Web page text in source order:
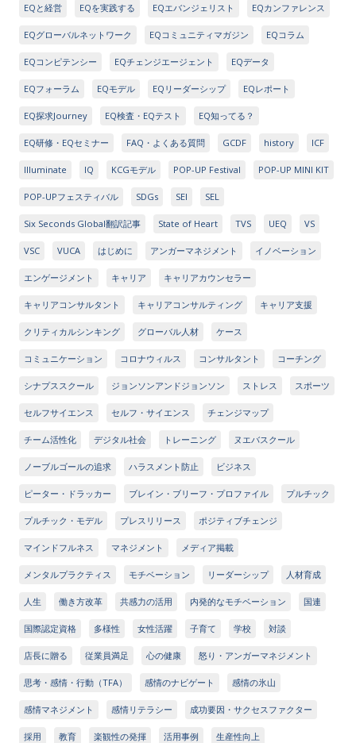
EQと経営 EQを実践する EQエバンジェリスト EQカンファレンス
EQグローバルネットワーク EQコミュニティマガジン EQコラム
EQコンピテンシー EQチェンジエージェント EQデータ
EQフォーラム EQモデル EQリーダーシップ EQレポート
EQ探求Journey EQ検査・EQテスト EQ知ってる？
EQ研修・EQセミナー FAQ・よくある質問 GCDF history ICF
Illuminate IQ KCGモデル POP-UP Festival POP-UP MINI KIT
POP-UPフェスティバル SDGs SEI SEL
Six Seconds Global翻訳記事 State of Heart TVS UEQ VS
VSC VUCA はじめに アンガーマネジメント イノベーション
エンゲージメント キャリア キャリアカウンセラー
キャリアコンサルタント キャリアコンサルティング キャリア支援
クリティカルシンキング グローバル人材 ケース
コミュニケーション コロナウィルス コンサルタント コーチング
シナプススクール ジョンソンアンドジョンソン ストレス スポーツ
セルフサイエンス セルフ・サイエンス チェンジマップ
チーム活性化 デジタル社会 トレーニング ヌエバスクール
ノーブルゴールの追求 ハラスメント防止 ビジネス
ピーター・ドラッカー ブレイン・ブリーフ・プロファイル プルチック
プルチック・モデル プレスリリース ポジティブチェンジ
マインドフルネス マネジメント メディア掲載
メンタルプラクティス モチベーション リーダーシップ 人材育成
人生 働き方改革 共感力の活用 内発的なモチベーション 国連
国際認定資格 多様性 女性活躍 子育て 学校 対談
店長に贈る 従業員満足 心の健康 怒り・アンガーマネジメント
思考・感情・行動（TFA） 感情のナビゲート 感情の氷山
感情マネジメント 感情リテラシー 成功要因・サクセスファクター
採用 教育 楽観性の発揮 活用事例 生産性向上